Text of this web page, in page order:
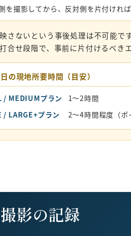
を撮影してから、反対側を片付けれ
さないという事後処理は不可能で
合せ段階で、事前に片付けるべき
の現地所要時間（目安）
/ MEDIUMプラン
1〜2時間
/ LARGE+プラン
2〜4時間程度（ポ
撮影の記録